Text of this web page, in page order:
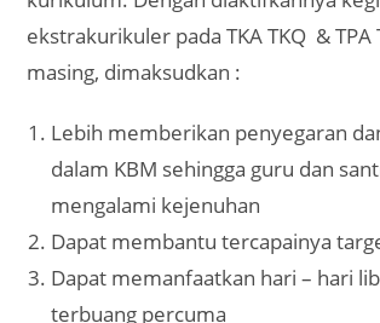
ekstrakurikuler pada TKA TKQ & TPA
masing, dimaksudkan :
Lebih memberikan penyegaran
dalam KBM sehingga guru dan
mengalami kejenuhan
Dapat membantu tercapainya
Dapat memanfaatkan hari – hari
terbuang percuma